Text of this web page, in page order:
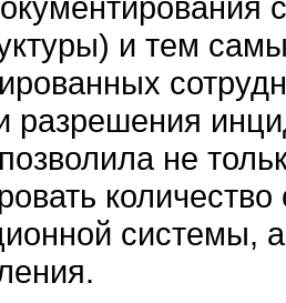
и тем
разрешения
не
системы,